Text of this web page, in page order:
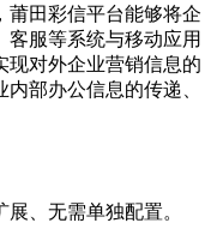
莆田彩信平台能够将企
客服等系统与移动应用
现对外企业营销信息的
部办公信息的传递、
、无需单独配置。